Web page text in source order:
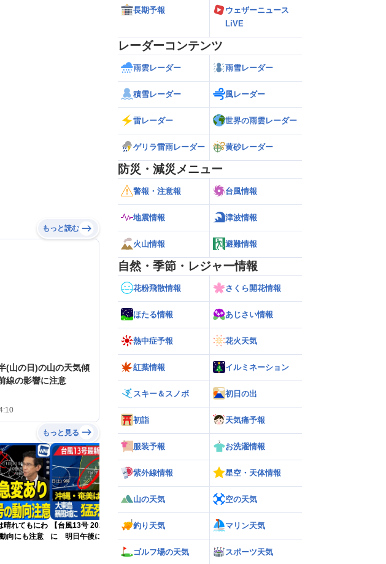
もっと読む
(山の日)の山の天気傾
線の影響に注意
もっと見る
晴れてもにわ
向にも注意
【台風13号 2026】大東島地方が暴風域
に 明日午後にかけて沖縄本島・奄美通
過する見込み 早めの備えを ※8月6日
【地震速報】熊本県天草･芦北地方で
で震度4を観測
長期予報
ウェザーニュース
LiVE
レーダーコンテンツ
雨雲レーダー 雨雪レーダー
積雪レーダー 風レーダー
雷レーダー 世界の雨雲レーダー
ゲリラ雷雨レーダー 黄砂レーダー
防災・減災メニュー
警報・注意報 台風情報
地震情報 津波情報
火山情報 避難情報
自然・季節・レジャー情報
花粉飛散情報 さくら開花情報
ほたる情報 あじさい情報
熱中症予報 花火天気
紅葉情報 イルミネーション
スキー＆スノボ 初日の出
初詣 天気痛予報
服装予報 お洗濯情報
紫外線情報 星空・天体情報
山の天気 空の天気
釣り天気 マリン天気
ゴルフ場の天気 スポーツ天気